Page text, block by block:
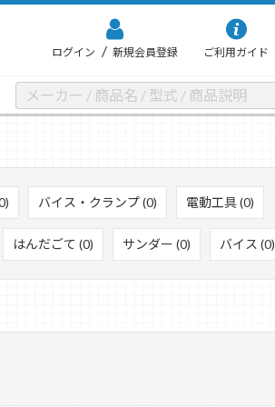
ログイン / 新規会員登録 ご利用ガイド
バイス・クランプ (0) 電動工具 (0)
はんだごて (0) サンダー (0) バイス (0)